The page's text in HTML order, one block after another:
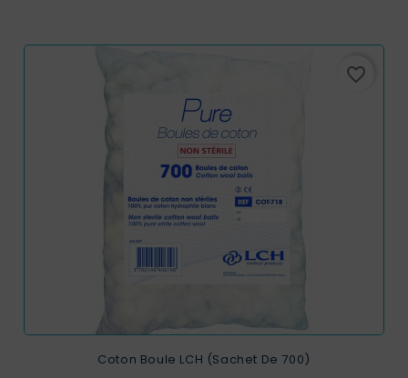
favorite_border
Coton Boule LCH (sachet De 700)